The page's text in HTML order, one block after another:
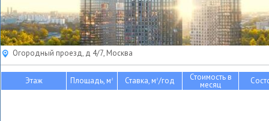
Огородный проезд, д 4/7, Москва
Этаж Площадь, м2 Ставка, м2/год Стоимость в
месяц